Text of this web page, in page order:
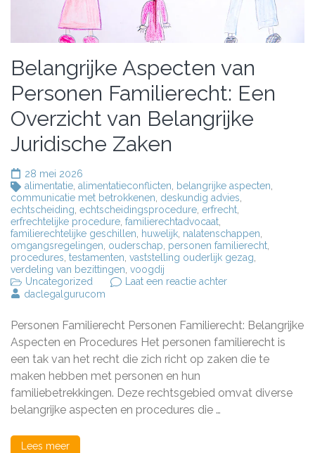
Belangrijke Aspecten van
Personen Familierecht: Een
Overzicht van Belangrijke
Juridische Zaken
28 mei 2026
alimentatie, alimentatieconflicten, belangrijke aspecten,
communicatie met betrokkenen, deskundig advies,
echtscheiding, echtscheidingsprocedure, erfrecht,
erfrechtelijke procedure, familierechtadvocaat,
familierechtelijke geschillen, huwelijk, nalatenschappen,
omgangsregelingen, ouderschap, personen familierecht,
procedures, testamenten, vaststelling ouderlijk gezag,
verdeling van bezittingen, voogdij
Uncategorized
Laat een reactie achterop
Personen
Familierecht:
Overzicht
Belangrijke
Juridische
daclegalgurucom
Personen Familierecht Personen Familierecht: Belangrijke
Aspecten en Procedures Het personen familierecht is
een tak van het recht die zich richt op zaken die te
maken hebben met personen en hun
familiebetrekkingen. Deze rechtsgebied omvat diverse
belangrijke aspecten en procedures die …
Lees meer